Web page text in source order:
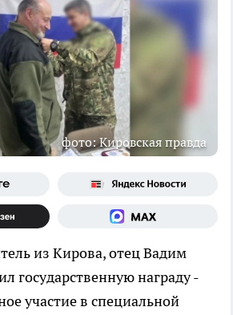
фото: Кировская правда
из Кирова, отец Вадим
государственную награду -
участие в специальной